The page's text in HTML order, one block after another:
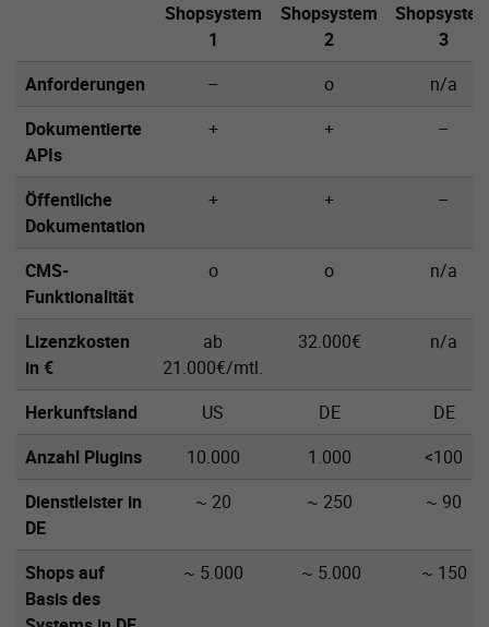
Shopsystem
1
Shopsystem
2
3
Anforderungen
– o
n/a
Dokumentierte
APIs
+ + –
Öffentliche
Dokumentation
+ + –
CMS-
Funktionalität
o o n/a
Lizenzkosten
in €
ab
21.000€/mtl.
32.000€ n/a
Herkunftsland US DE
DE
Anzahl Plugins
10.000 1.000
<100
Dienstleister in
DE
~ 20 ~ 250 ~ 90
Shops auf
Basis des
~ 5.000 ~ 5.000 ~ 150